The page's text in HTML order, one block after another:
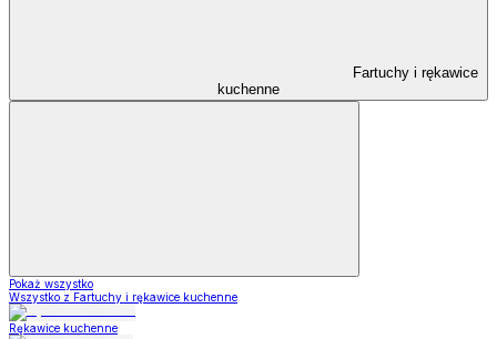
Fartuchy i rękawice
kuchenne
Pokaż wszystko
Wszystko z Fartuchy i rękawice kuchenne
Rękawice kuchenne